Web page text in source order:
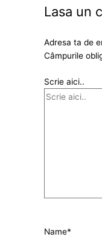
Lasa un
Adresa ta de
Câmpurile
Scrie aici..
Name*